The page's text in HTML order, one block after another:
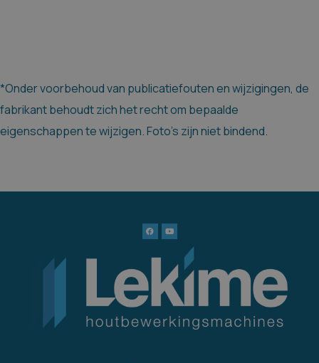
*Onder voorbehoud van publicatiefouten en wijzigingen, de
fabrikant behoudt zich het recht om bepaalde
eigenschappen te wijzigen. Foto's zijn niet bindend.